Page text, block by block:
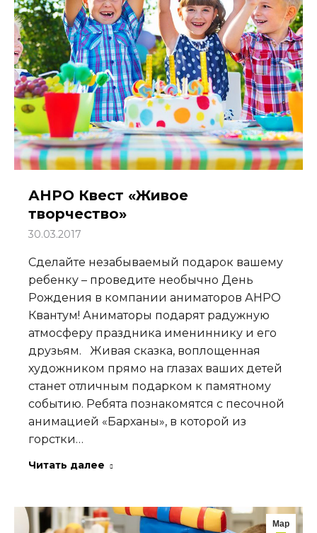
АНРО Квест «Живое
творчество»
30.03.2017
Сделайте незабываемый подарок вашему
ребенку – проведите необычно День
Рождения в компании аниматоров АНРО
Квантум! Аниматоры подарят радужную
атмосферу праздника имениннику и его
друзьям. Живая сказка, воплощенная
художником прямо на глазах ваших детей
станет отличным подарком к памятному
событию. Ребята познакомятся с песочной
анимацией «Барханы», в которой из
горстки…
Читать далее
Мар